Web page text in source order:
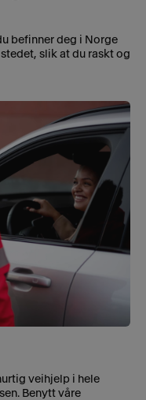
befinner deg i Norge
slik at du raskt og
veihjelp i hele
Benytt våre